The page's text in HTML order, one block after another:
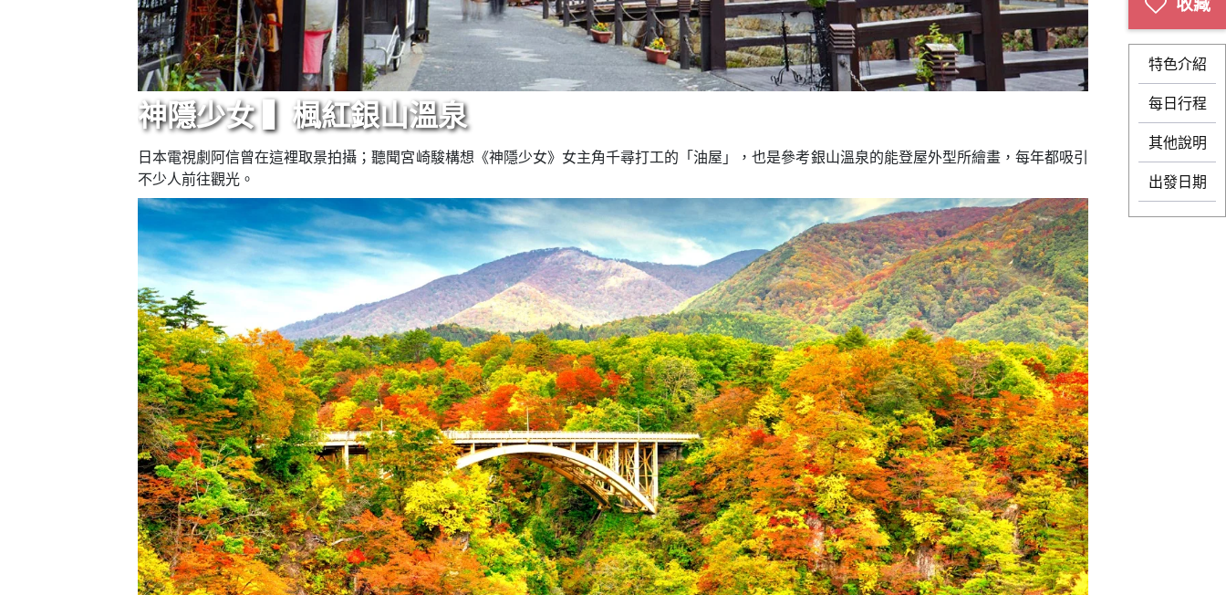
特色介紹
每日行程
其他說明
出發日期
神隱少女 ▍楓紅銀山溫泉
日本電視劇阿信曾在這裡取景拍攝；聽聞宮崎駿構想《神隱少女》女主角千尋打工的「油屋」，也是參考銀山溫泉的能登屋外型所繪畫，每年都吸引
不少人前往觀光。